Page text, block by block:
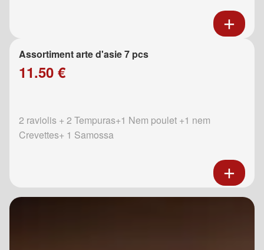
Assortiment arte d'asie 7 pcs
11.50 €
2 raviolis + 2 Tempuras+1 Nem poulet +1 nem
Crevettes+ 1 Samossa